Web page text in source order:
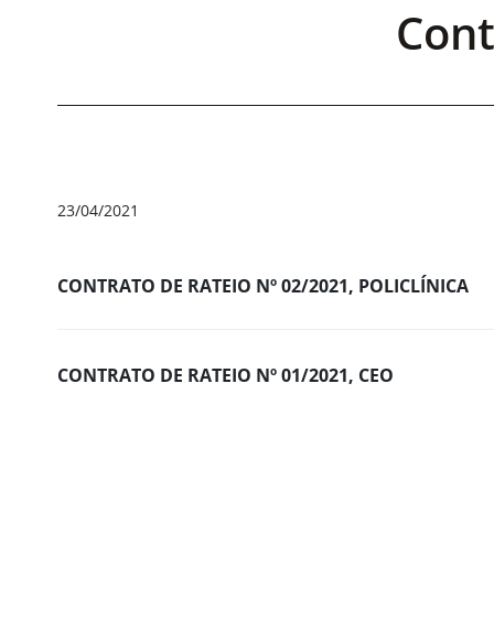
23/04/2021
CONTRATO DE RATEIO Nº 02/2021, POLICLÍNICA
CONTRATO DE RATEIO Nº 01/2021, CEO